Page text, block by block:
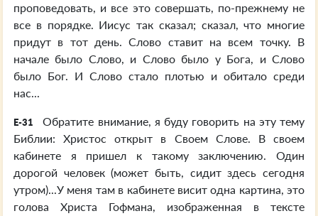
проповедовать, и все это совершать, по-прежнему не
все в порядке. Иисус так сказал; сказал, что многие
придут в тот день. Слово ставит на всем точку. В
начале было Слово, и Слово было у Бога, и Слово
было Бог. И Слово стало плотью и обитало среди
нас...
E-31
Обратите внимание, я буду говорить на эту тему
Библии: Христос открыт в Своем Слове. В своем
кабинете я пришел к такому заключению. Один
дорогой человек (может быть, сидит здесь сегодня
утром)...У меня там в кабинете висит одна картина, это
голова Христа Гофмана, изображенная в тексте